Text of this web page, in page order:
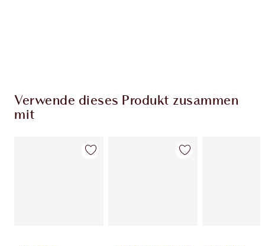
Verwende dieses Produkt zusammen
mit